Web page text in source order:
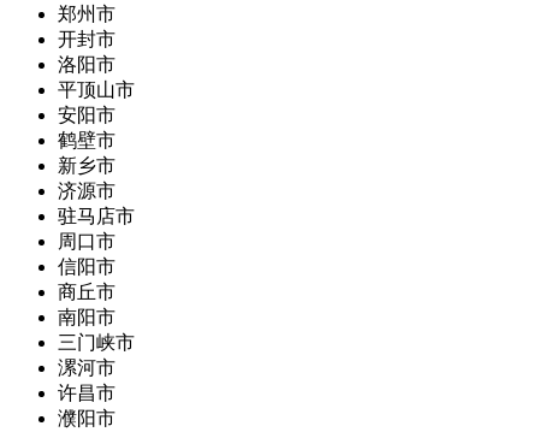
郑州市
开封市
洛阳市
平顶山市
安阳市
鹤壁市
新乡市
济源市
驻马店市
周口市
信阳市
商丘市
南阳市
三门峡市
漯河市
许昌市
濮阳市